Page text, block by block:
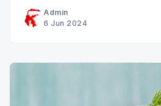
banyak perubahan mulai dari
hingga tulang.Proses
Admin
6 Jun 2024